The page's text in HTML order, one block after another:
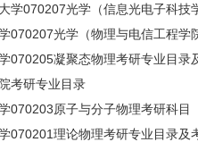
学070207光学（信息光电子科技
070207光学（物理与电信工程学
070205凝聚态物理考研专业目录
考研专业目录
070203原子与分子物理考研科目
070201理论物理考研专业目录及